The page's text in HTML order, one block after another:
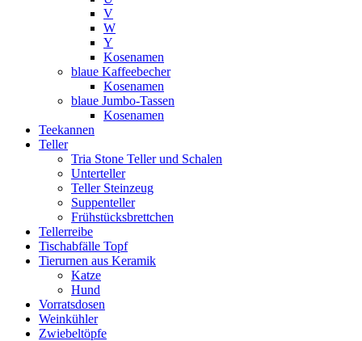
V
W
Y
Kosenamen
blaue Kaffeebecher
Kosenamen
blaue Jumbo-Tassen
Kosenamen
Teekannen
Teller
Tria Stone Teller und Schalen
Unterteller
Teller Steinzeug
Suppenteller
Frühstücksbrettchen
Tellerreibe
Tischabfälle Topf
Tierurnen aus Keramik
Katze
Hund
Vorratsdosen
Weinkühler
Zwiebeltöpfe